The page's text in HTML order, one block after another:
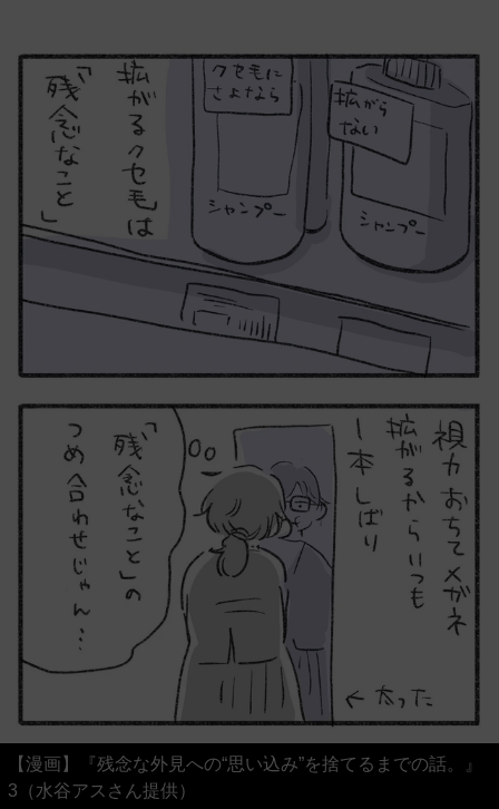
【漫画】『残念な外見への“思い込み”を捨てるまでの話。』
3（水谷アスさん提供）